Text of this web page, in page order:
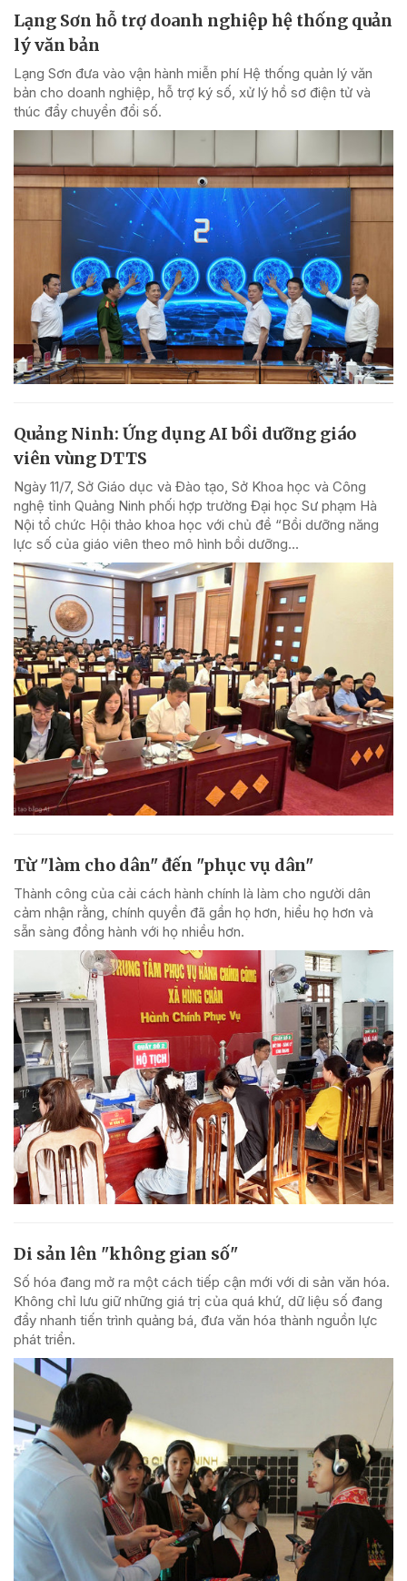
Lạng Sơn hỗ trợ doanh nghiệp hệ thống quản
lý văn bản
Lạng Sơn đưa vào vận hành miễn phí Hệ thống quản lý văn
bản cho doanh nghiệp, hỗ trợ ký số, xử lý hồ sơ điện tử và
thúc đẩy chuyển đổi số.
Quảng Ninh: Ứng dụng AI bồi dưỡng giáo
viên vùng DTTS
Ngày 11/7, Sở Giáo dục và Đào tạo, Sở Khoa học và Công
nghệ tỉnh Quảng Ninh phối hợp trường Đại học Sư phạm Hà
Nội tổ chức Hội thảo khoa học với chủ đề “Bồi dưỡng năng
lực số của giáo viên theo mô hình bồi dưỡng...
Từ "làm cho dân" đến "phục vụ dân"
Thành công của cải cách hành chính là làm cho người dân
cảm nhận rằng, chính quyền đã gần họ hơn, hiểu họ hơn và
sẵn sàng đồng hành với họ nhiều hơn.
Di sản lên "không gian số"
Số hóa đang mở ra một cách tiếp cận mới với di sản văn hóa.
Không chỉ lưu giữ những giá trị của quá khứ, dữ liệu số đang
đẩy nhanh tiến trình quảng bá, đưa văn hóa thành nguồn lực
phát triển.